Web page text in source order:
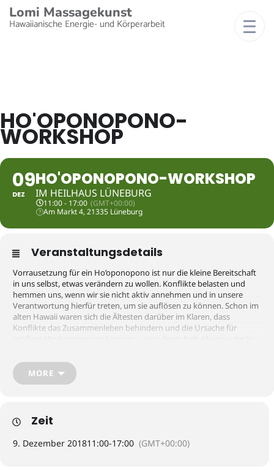
Lomi Massagekunst
Hawaiianische Energie- und Körperarbeit
HO'OPONOPONO-
WORKSHOP
09
DEZ
HO'OPONOPONO-WORKSHOP
IM HEILHAUS LÜNEBURG
11:00 - 17:00 (GMT+00:00)
Am Markt 4, 21335 Lüneburg
Veranstaltungsdetails
Vorrausetzung für ein Ho’oponopono ist nur die kleine Bereitschaft
in uns selbst, etwas verändern zu wollen. Konflikte belasten und
hemmen uns, wenn wir sie nicht aktiv annehmen und in unsere
Verantwortung hierfür treten, um sie auflösen zu können. Schon im
alten Hawaii waren sich die Ältesten darüber im Klaren, dass
Konflikte das Zusammenleben behindern und die Ursache für
Bitte direkt anmelden
telefonisch unter +49 (179) 24 21 655 oder
per Mail [mailcrypt email=“
Bitte direkt anmelden
per Mail [mailcrypt email=“
nukeg
assam
-imol
@ahol
a
MORE
Zeit
9. Dezember 201811:00-17:00 (GMT+00:00)